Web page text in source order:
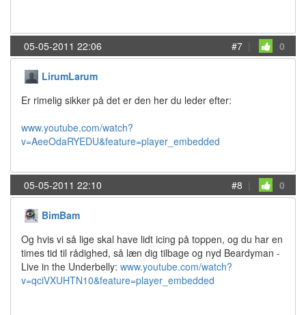
05-05-2011 22:06 #7 | 0
LirumLarum
Er rimelig sikker på det er den her du leder efter:
www.youtube.com/watch?
v=AeeOdaRYEDU&feature=player_embedded
05-05-2011 22:10 #8 | 0
BimBam
Og hvis vi så lige skal have lidt icing på toppen, og du har en
times tid til rådighed, så læn dig tilbage og nyd Beardyman -
Live in the Underbelly: www.youtube.com/watch?
v=qciVXUHTN10&feature=player_embedded